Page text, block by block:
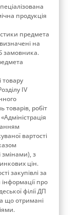
продукція
предмета
на
замовника.
товару
ІV
товарів, робіт
вартості
змінами), з
цін.
закупівлі за
про
філії ДП
що отримані